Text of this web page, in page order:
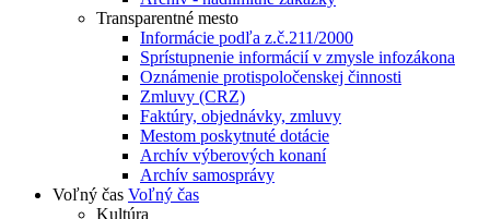
Transparentné mesto
Informácie podľa z.č.211/2000
Sprístupnenie informácií v zmysle infozákona
Oznámenie protispoločenskej činnosti
Zmluvy (CRZ)
Faktúry, objednávky, zmluvy
Mestom poskytnuté dotácie
Archív výberových konaní
Archív samosprávy
Voľný čas Voľný čas
Kultúra